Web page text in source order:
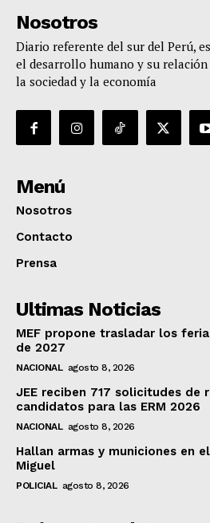
Nosotros
Diario referente del sur del Perú,
el desarrollo humano y su
la sociedad y la economía
Menú
Nosotros
Contacto
Prensa
Ultimas Noticias
MEF propone trasladar los
de 2027
NACIONAL agosto 8, 2026
JEE reciben 717 solicitudes de
candidatos para las ERM 2026
NACIONAL agosto 8, 2026
Hallan armas y municiones en
Miguel
POLICIAL agosto 8, 2026